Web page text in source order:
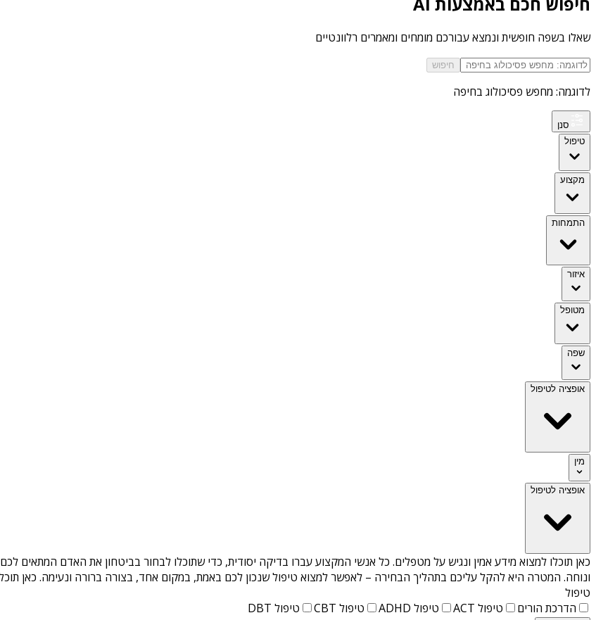
שאלו בשפה חופשית ונמצא עבורכם מומחים ומאמרים רלוונטיים
חיפוש
לדוגמה: מחפש פסיכולוג בחיפה
סנן
טיפול
מקצוע
התמחות
איזור
מטופל
שפה
אופציה לטיפול
מין
אופציה לטיפול
כאן תוכלו למצוא מידע אמין ונגיש על מטפלים. כל אנשי המקצוע עברו בדיקה יסודית, כדי שתוכלו לבחור בביטחון את האדם המתאים
ונוחה. המטרה היא להקל עליכם בתהליך הבחירה – לאפשר למצוא טיפול שנכון לכם באמת, במקום אחד, בצורה ברורה ונעימה. כאן
טיפול
הדרכת הורים
טיפול ACT טיפול ADHD טיפול CBT טיפול DBT